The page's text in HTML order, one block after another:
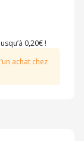
0,20€ !
achat chez